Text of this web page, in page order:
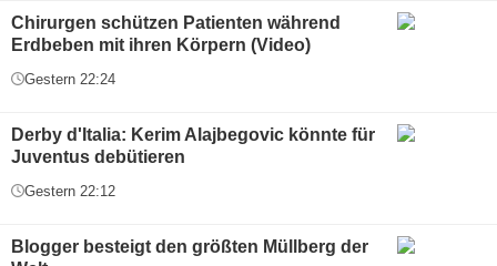
Chirurgen schützen Patienten während
Erdbeben mit ihren Körpern (Video)
Gestern 22:24
Derby d'Italia: Kerim Alajbegovic könnte für
Juventus debütieren
Gestern 22:12
Blogger besteigt den größten Müllberg der